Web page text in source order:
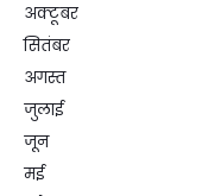
अक्टूबर
सितंबर
अगस्त
जुलाई
जून
मई